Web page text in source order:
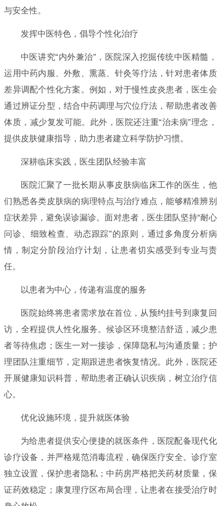
与安全性。
发挥中医特色，倡导个性化治疗
中医讲究“内外兼治”，医院深入挖掘传统中医精髓，
运用中药内服、外敷、熏蒸、针灸等疗法，针对患者体质
差异调配个性化方案。例如，对于慢性皮炎患者，医生会
通过辨证分型，结合中药调理与穴位疗法，帮助患者改善
体质，减少复发可能。此外，医院还注重“治未病”理念，
提供皮肤健康指导，助力患者建立科学防护习惯。
深耕临床实践，医生团队经验丰富
医院汇聚了一批长期从事皮肤病临床工作的医生，他
们熟悉各类皮肤病的病理特点与治疗难点，能够精准辨别
症状差异，避免误诊漏诊。面对患者，医生团队坚持“耐心
问诊、细致检查、动态跟踪”的原则，通过多角度分析病
情，制定分阶段治疗计划，让患者切实感受到专业与责
任。
以患者为中心，传递有温度的服务
医院始终将患者需求放在首位，从预约挂号到康复回
访，全程提供人性化服务。候诊区环境整洁舒适，减少患
者等待焦虑；医生一对一接诊，保障隐私与沟通质量；护
理团队注重细节，定期跟进患者恢复情况。此外，医院还
开展健康知识科普，帮助患者正确认识疾病，树立治疗信
心。
优化设施环境，提升就医体验
为给患者提供安心便捷的就医条件，医院配备现代化
诊疗设备，并严格规范消毒流程，确保医疗安全。诊疗室
独立设置，保护患者隐私；中药房严格把关药材质量，保
证药效稳定；康复理疗区布局合理，让患者在接受治疗时